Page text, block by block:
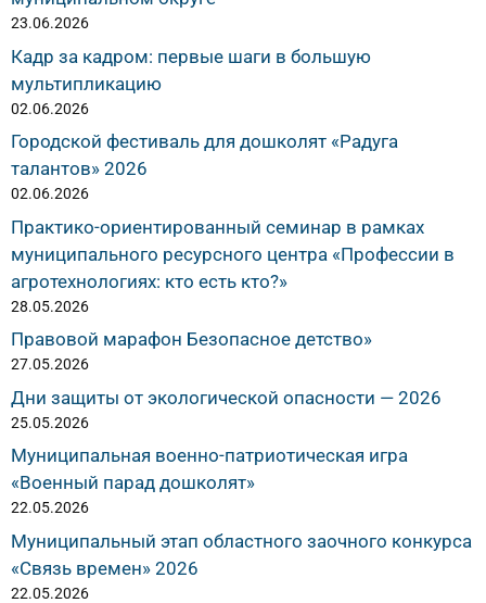
23.06.2026
Кадр за кадром: первые шаги в большую
мультипликацию
02.06.2026
Городской фестиваль для дошколят «Радуга
талантов» 2026
02.06.2026
Практико-ориентированный семинар в рамках
муниципального ресурсного центра «Профессии в
агротехнологиях: кто есть кто?»
28.05.2026
Правовой марафон Безопасное детство»
27.05.2026
Дни защиты от экологической опасности — 2026
25.05.2026
Муниципальная военно-патриотическая игра
«Военный парад дошколят»
22.05.2026
Муниципальный этап областного заочного конкурса
«Связь времен» 2026
22.05.2026